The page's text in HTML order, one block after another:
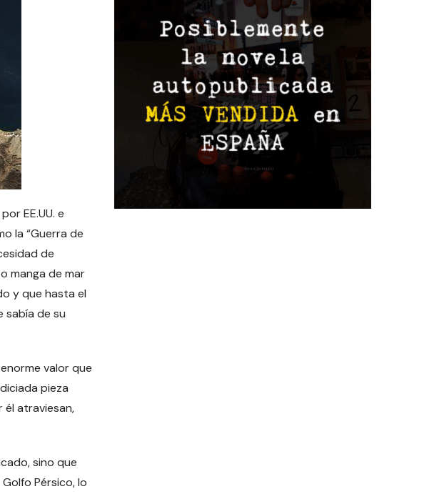
EE.UU. e
la “Guerra de
de
manga de mar
y que hasta el
sabía de su
valor que
pieza
él atraviesan,
sino que
Pérsico, lo